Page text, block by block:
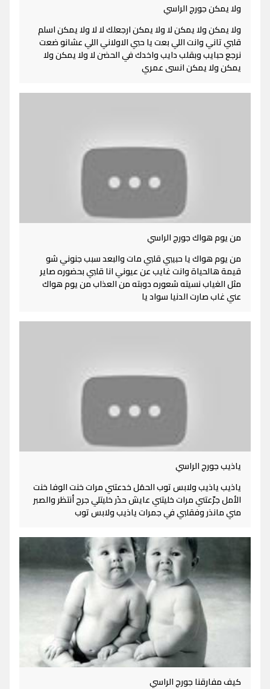
ولا يمكن جورج الراسي
ولا يمكن ولا يمكن لا ولا يمكن ارجعلك لا لا ولا يمكن اسلم
قلبي تاني وانت اللي بعت يا حبي الاولاني اللي عشانو ضعت
نرجع حبايب وبقلب دايب واخدك في الحضن لا ولا يمكن ولا
يمكن ولا يمكن انسى عمري
من يوم هواك جورج الراسي
من يوم هواك يا حبيبي قلبي مات والبعد سبب جنوني شو
قيمة هالحياة وانت غايب عن عيوني انا قلبي بحضوره صاير
مثل الغياب نسيته شعوره دوبته من العذاب من يوم هواك
عني غاب صارت الدنيا سواد يا
ياذيب جورج الراسي
ياذيب ياذيب ولابس توب الحمَل خدعتني مرات خنت الوفا خنت
الأمل جرّعتني مرات خليتني عايش حذَر خليتلي جرح أنتظر والصبر
مني مانذر وفقلبي في جمرات ياذيب ولابس توب
كيف مفارقنا جورج الراسي